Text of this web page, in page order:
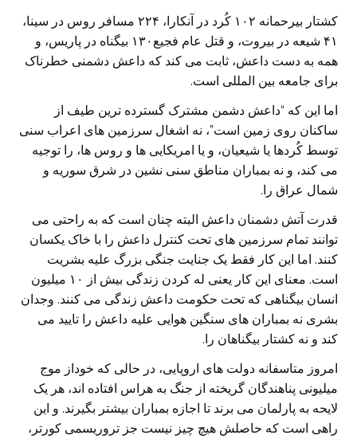
کشتار بیرحمانه ۱۰۲ کُرد در آنکارا، ۲۲۴ مسافر روس در سینا،
۴۱ شیعه در بیروت، و قتل عام فجیع۱۳۰ بیگناه در پاریس، و
همه به دست داعش، ثابت می کند که داعش دشمنی خطرناک
برای جامعه بین المللی است.
اما این که “داعش دشمن مشترک گسترده ترین طیف از
ساکنان روی زمین است”، نه اشغال سرزمین های اعراب سنی
توسط کُردها یا شیعیان، و یا امریکایی ها و روس ها، را توجیه
می کند، و نه بمباران مناطق سنی نشین در شرق سوریه و
شمال عراق را.
قدرت آتش دشمنان داعش البته چنان است که به راحتی می
توانند تمام سرزمین های تحت کنترل داعش را با خاک یکسان
کنند. اما این کار فقط یک جنایت جنگی بزرگ علیه بشریت
است. معنای این کار یعنی له کردن زندگی بیش از ۱۰ میلیون
انسان بیگناهی که تحت حکومت داعش زندگی می کنند. وجدان
بشری نه بمباران های سنگین هوایی علیه داعش را تایید می
کند و نه کشتار بیگناهان را.
امروز متاسفانه دولت های اروپایی، در حالی که خوداز موج
میلیونی پناهندگان گریخته از جنگ به هراس افتاده اند، هر یک
لایحه به پارلمان می برند تا اجازه بمباران بیشتر بگیرند. و این
راهی است که حاصلش هیچ چیز نیست جز تروریسمی کورتر،